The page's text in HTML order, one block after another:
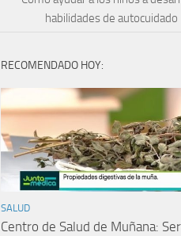
habilidades de autocuidado
RECOMENDADO HOY:
SALUD
Centro de Salud de Muñana: